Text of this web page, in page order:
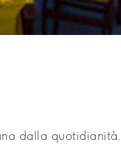
dalla quotidianità.